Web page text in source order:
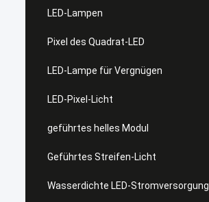
LED-Lampen
Pixel des Quadrat-LED
LED-Lampe für Vergnügen
LED-Pixel-Licht
geführtes helles Modul
Geführtes Streifen-Licht
Wasserdichte LED-Stromversorgung